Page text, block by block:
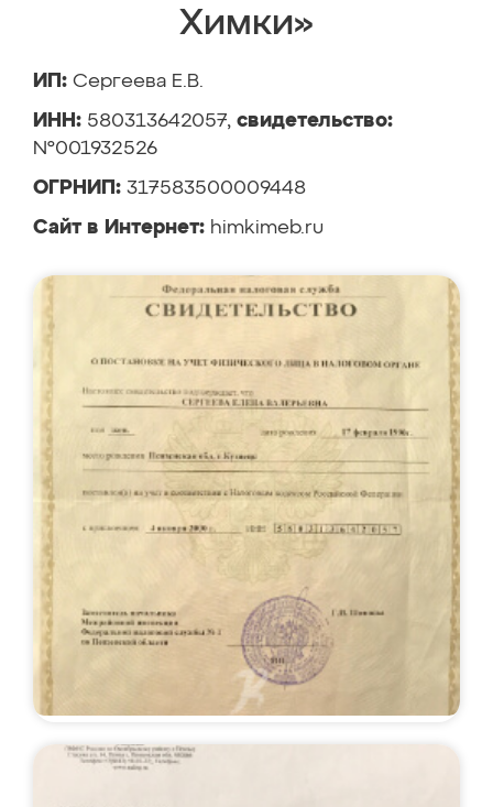
Химки»
ИП: Сергеева Е.В.
ИНН: 580313642057, свидетельство:
№001932526
ОГРНИП: 317583500009448
Сайт в Интернет: himkimeb.ru